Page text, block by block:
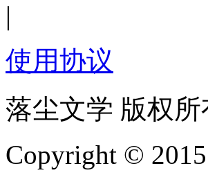
|
使用协议
落尘文学 版权
Copyright ©